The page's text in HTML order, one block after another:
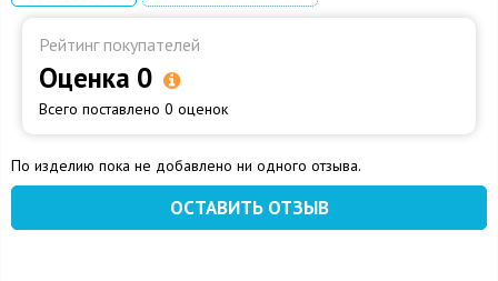
Рейтинг покупателей
Оценка 0
Всего поставлено 0 оценок
По изделию пока не добавлено ни одного отзыва.
ОСТАВИТЬ ОТЗЫВ